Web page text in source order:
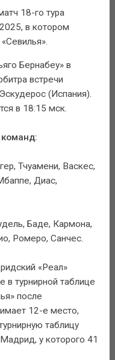
18-го тура
в котором
Бернабеу» в
встречи
(Испания).
в 18:15 мск.
Тчуамени, Васкес,
Диас,
Баде, Кармона,
Ромеро, Санчес.
«Реал»
в турнирной таблице
после
12-е место,
таблицу
у которого 41